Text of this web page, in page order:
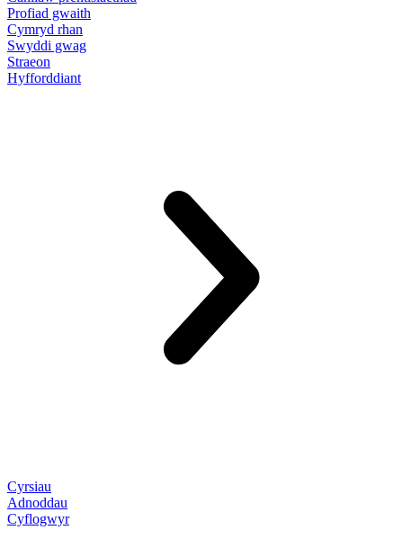
Profiad gwaith
Cymryd rhan
Swyddi gwag
Straeon
Hyfforddiant
Cyrsiau
Adnoddau
Cyflogwyr